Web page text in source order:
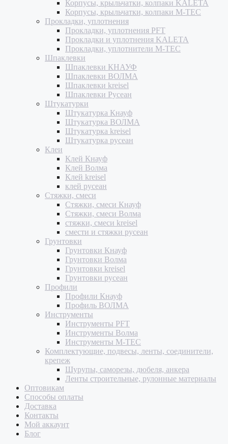
Корпусы, крыльчатки, колпаки KALETA
Корпусы, крыльчатки, колпаки M-TEC
Прокладки, уплотнения
Прокладки, уплотнения PFT
Прокладки и уплотнения KALETA
Прокладки, уплотнители M-TEC
Шпаклевки
Шпаклевки КНАУФ
Шпаклевки ВОЛМА
Шпаклевки kreisel
Шпаклевки Русеан
Штукатурки
Штукатурка Кнауф
Штукатурка ВОЛМА
Штукатурка kreisel
Штукатурка русеан
Клеи
Клей Кнауф
Клей Волма
Клей kreisel
клей русеан
Стяжки, смеси
Стяжки, смеси Кнауф
Стяжки, смеси Волма
стяжки, смеси kreisel
смести и стяжки русеан
Грунтовки
Грунтовки Кнауф
Грунтовки Волма
Грунтовки kreisel
Грунтовки русеан
Профили
Профили Кнауф
Профиль ВОЛМА
Инструменты
Инструменты PFT
Инструменты Волма
Инструменты M-TEC
Комплектующие, подвесы, ленты, соединители,
крепеж
Шурупы, саморезы, дюбеля, анкера
Ленты строительные, рулонные материалы
Оптовикам
Способы оплаты
Доставка
Контакты
Мой аккаунт
Блог